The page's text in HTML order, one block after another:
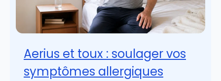
Aerius et toux : soulager vos
symptômes allergiques